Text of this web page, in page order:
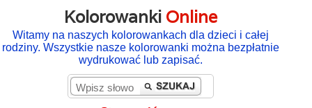
Kolorowanki Online
Witamy na naszych kolorowankach dla dzieci i całej
rodziny. Wszystkie nasze kolorowanki można bezpłatnie
wydrukować lub zapisać.